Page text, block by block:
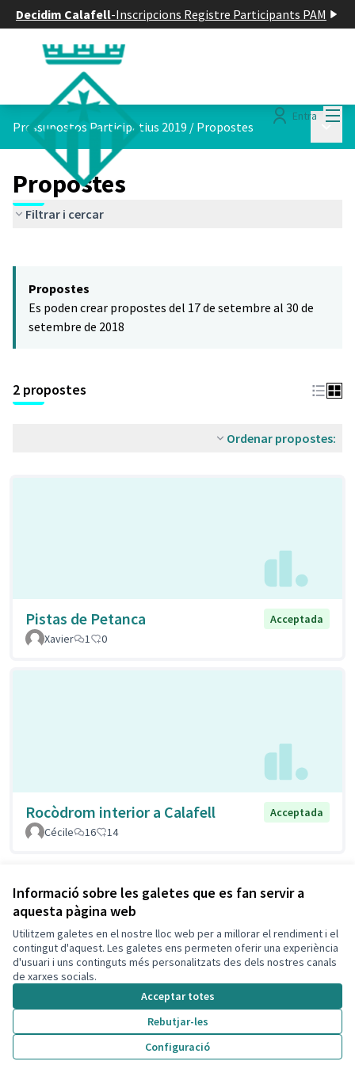
Informació sobre les galetes que es fan servir a
aquesta pàgina web
Utilitzem galetes en el nostre lloc web per a millorar el rendiment i el
contingut d'aquest. Les galetes ens permeten oferir una experiència
d'usuari i uns continguts més personalitzats des dels nostres canals
de xarxes socials.
Acceptar totes
Rebutjar-les
Configuració
Decidim Calafell-Inscripcions Registre Participants PAM
Entra
Pressupostos Participatius 2019 / Propostes
Propostes
Filtrar i cercar
−
Propostes
Es poden crear propostes del 17 de setembre al 30 de
setembre de 2018
2 propostes
Ordenar propostes:
Pistas de Petanca
Acceptada
Xavier
1 0
Rocòdrom interior a Calafell
Acceptada
Cécile
16 14
Veure totes les propostes retirades
Termes i condicions d'ús
Configuració de les galetes
Decidim Calafell a X
(Enllaç extern)
Decidim Calafell a Facebook
Decidim Calafell a YouTube
Decidim Calafell a GitHub
(Enllaç extern)
Web creada ambprogramari lliure .
Amb
(Enllaç